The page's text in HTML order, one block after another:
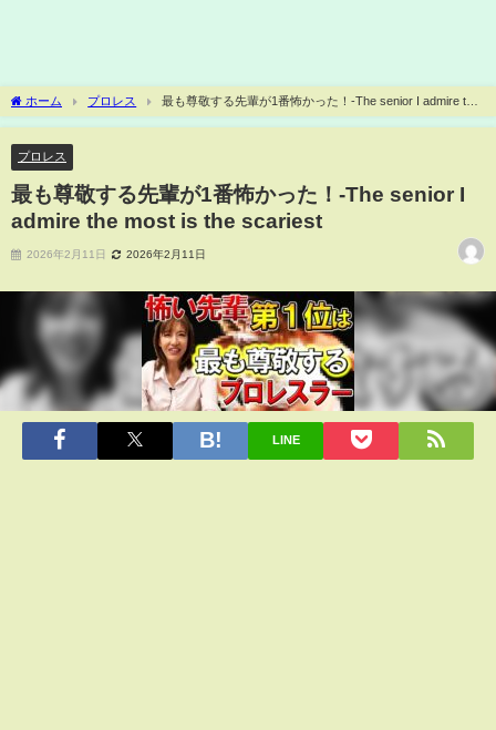
ホーム プロレス
最も尊敬する先輩が1番怖かった！-The senior I admire the
most is the scariest
プロレス
最も尊敬する先輩が1番怖かった！-The senior I
admire the most is the scariest
2026年2月11日 2026年2月11日
LINE